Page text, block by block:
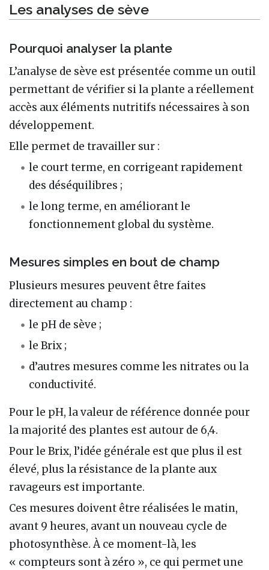
Les analyses de sève
Pourquoi analyser la plante
L’analyse de sève est présentée comme un outil
permettant de vérifier si la plante a réellement
accès aux éléments nutritifs nécessaires à son
développement.
Elle permet de travailler sur :
le court terme, en corrigeant rapidement
des déséquilibres ;
le long terme, en améliorant le
fonctionnement global du système.
Mesures simples en bout de champ
Plusieurs mesures peuvent être faites
directement au champ :
le pH de sève ;
le Brix ;
d’autres mesures comme les nitrates ou la
conductivité.
Pour le pH, la valeur de référence donnée pour
la majorité des plantes est autour de 6,4.
Pour le Brix, l’idée générale est que plus il est
élevé, plus la résistance de la plante aux
ravageurs est importante.
Ces mesures doivent être réalisées le matin,
avant 9 heures, avant un nouveau cycle de
photosynthèse. À ce moment-là, les
« compteurs sont à zéro », ce qui permet une